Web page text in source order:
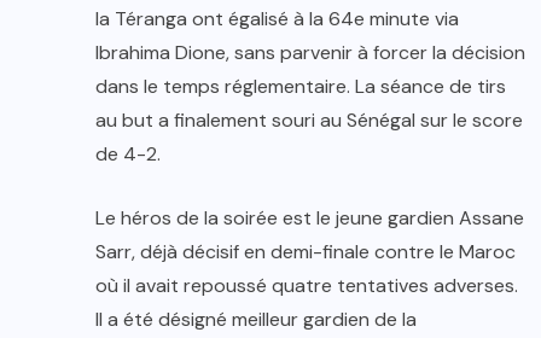
la Téranga ont égalisé à la 64e minute via
Ibrahima Dione, sans parvenir à forcer la décision
dans le temps réglementaire. La séance de tirs
au but a finalement souri au Sénégal sur le score
de 4-2.
Le héros de la soirée est le jeune gardien Assane
Sarr, déjà décisif en demi-finale contre le Maroc
où il avait repoussé quatre tentatives adverses.
Il a été désigné meilleur gardien de la